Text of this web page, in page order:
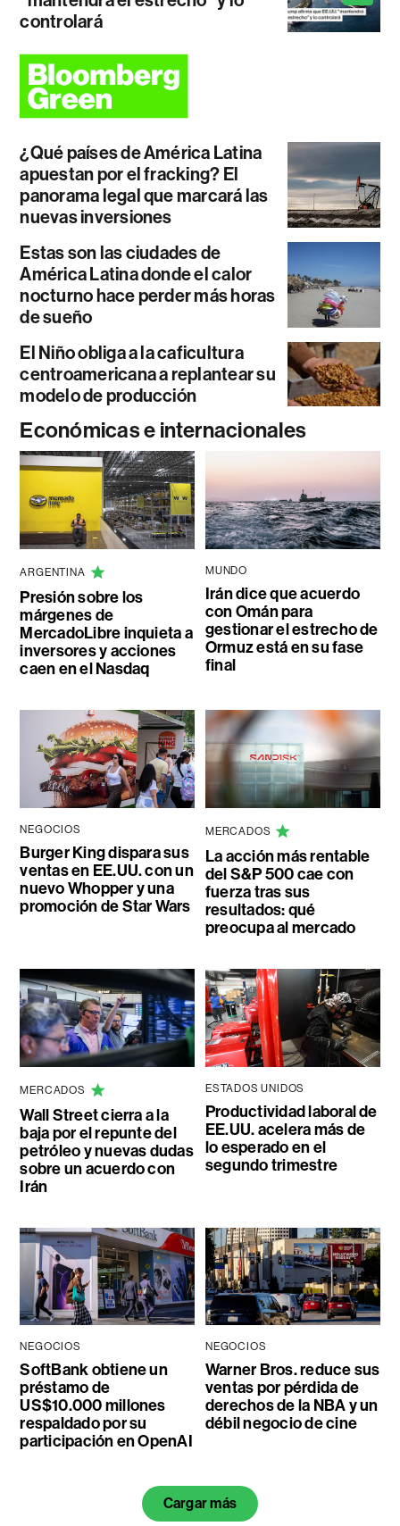
controlará
¿Qué países de América Latina
apuestan por el fracking? El
panorama legal que marcará las
nuevas inversiones
Estas son las ciudades de
América Latina donde el calor
nocturno hace perder más horas
de sueño
El Niño obliga a la caficultura
centroamericana a replantear su
modelo de producción
Económicas e internacionales
ARGENTINA
Presión sobre los
márgenes de
MercadoLibre inquieta a
inversores y acciones
caen en el Nasdaq
MUNDO
Irán dice que acuerdo
con Omán para
gestionar el estrecho de
Ormuz está en su fase
final
NEGOCIOS
Burger King dispara sus
ventas en EE.UU. con un
nuevo Whopper y una
promoción de Star Wars
MERCADOS
La acción más rentable
del S&P 500 cae con
fuerza tras sus
resultados: qué
preocupa al mercado
MERCADOS
Wall Street cierra a la
baja por el repunte del
petróleo y nuevas dudas
sobre un acuerdo con
Irán
ESTADOS UNIDOS
Productividad laboral de
EE.UU. acelera más de
lo esperado en el
segundo trimestre
NEGOCIOS
SoftBank obtiene un
préstamo de
US$10.000 millones
respaldado por su
participación en OpenAI
NEGOCIOS
Warner Bros. reduce sus
ventas por pérdida de
derechos de la NBA y un
débil negocio de cine
Cargar más